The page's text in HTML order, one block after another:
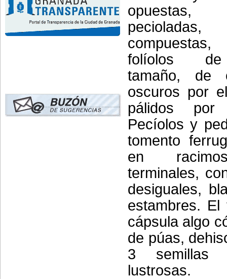
opuestas,
pecioladas,
folíolos de
tamaño, de
oscuros por
pálidos
Pecíolos y
tomento
en
terminales,
desiguales,
estambres.
cápsula algo
de púas,
3 semillas
lustrosas.